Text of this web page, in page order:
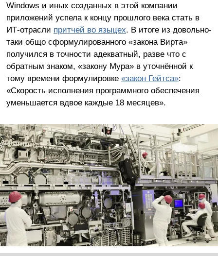
Windows и иных созданных в этой компании
приложений успела к концу прошлого века стать в
ИТ-отрасли притчей во языцех. В итоге из довольно-
таки общо сформулированного «закона Вирта»
получился в точности адекватный, разве что с
обратным знаком, «закону Мура» в уточнённой к
тому времени формулировке «закон Гейтса»:
«Скорость исполнения программного обеспечения
уменьшается вдвое каждые 18 месяцев».